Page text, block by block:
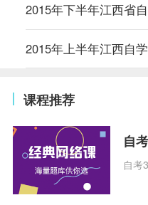
2015年下半年江西省
2015年上半年江西自
课程推荐
自
自考